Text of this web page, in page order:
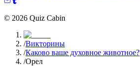
© 2026 Quiz Cabin
/Викторины
/Каково ваше духовное животное?
/Орел